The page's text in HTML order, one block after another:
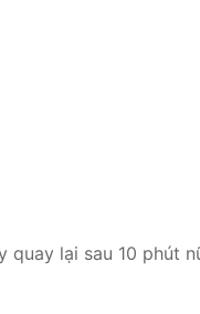
quay lại sau 10 phút